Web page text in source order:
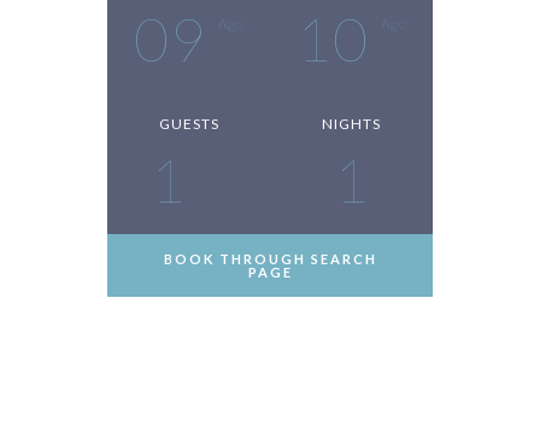
09 Ago 10 Ago
GUESTS
1
NIGHTS
1
BOOK THROUGH SEARCH
PAGE